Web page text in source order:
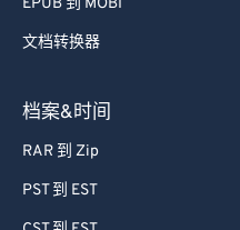
EPUB 到 MOBI
文档转换器
档案&时间
RAR 到 Zip
PST 到 EST